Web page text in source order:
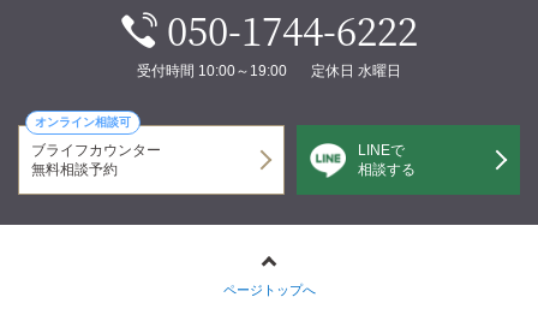
050-1744-6222
受付時間 10:00～19:00 定休日 水曜日
ブライフカウンター
無料相談予約
オンライン相談可
LINEで
相談する
ページトップへ